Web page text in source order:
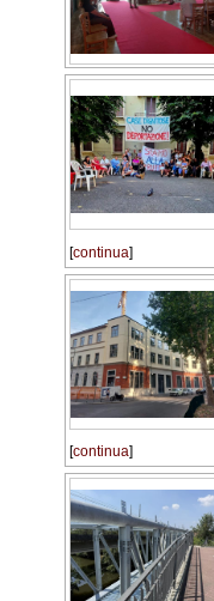
[continua]
[continua]